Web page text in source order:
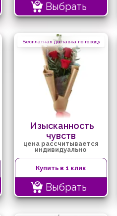
Выбрать
Бесплатная доставка по городу
Изысканность
чувств
цена рассчитывается
индивидуально
Купить в 1 клик
Выбрать